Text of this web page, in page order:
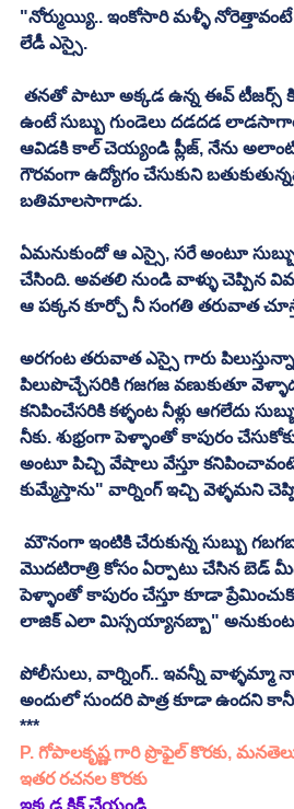
"నోర్ముయ్యి.. ఇంకోసారి మళ్ళీ నోరెత్తావంటే
లేడీ ఎస్సై.
ఉంటే సుబ్బు గుండెలు దడదడ
ఆవిడకి కాల్ చెయ్యండి ప్లీజ్, నేను
గౌరవంగా ఉద్యోగం చేసుకుని
బతిమాలసాగాడు.
ఏమనుకుందో ఆ ఎస్సై, సరే అంటూ
చేసింది. అవతలి నుండి వాళ్ళు చెప్పిన
ఆ పక్కన కూర్చో నీ సంగతి తరువాత
అరగంట తరువాత ఎస్సై గారు
పిలుపొచ్చేసరికి గజగజ వణుకుతూ
కనిపించేసరికి కళ్ళంట నీళ్లు ఆగలేదు
నీకు. శుభ్రంగా పెళ్ళాంతో కాపురం
అంటూ పిచ్చి వేషాలు వేస్తూ
కుమ్మేస్తాను" వార్నింగ్ ఇచ్చి వెళ్ళమని
మొదటిరాత్రి కోసం ఏర్పాటు చేసిన బెడ్
పెళ్ళాంతో కాపురం చేస్తూ కూడా
లాజిక్ ఎలా మిస్సయ్యానబ్బా"
పోలీసులు, వార్నింగ్.. ఇవన్నీ వాళ్ళమ్మా
అందులో సుందరి పాత్ర కూడా ఉందని
***
P. గోపాలకృష్ణ గారి ప్రొఫైల్ కొరకు,
ఇతర రచనల కొరకు
ఇక్కడ క్లిక్ చేయండి.